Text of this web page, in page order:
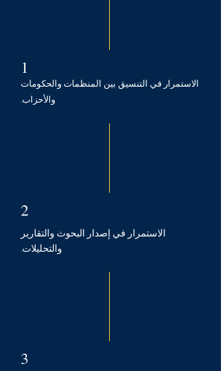
1
الاستمرار في التنسيق بين المنظمات والحكومات
والأحزاب.
2
الاستمرار في إصدار البحوث والتقارير
والتحليلات.
3